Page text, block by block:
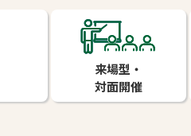
来場型・
対面開催